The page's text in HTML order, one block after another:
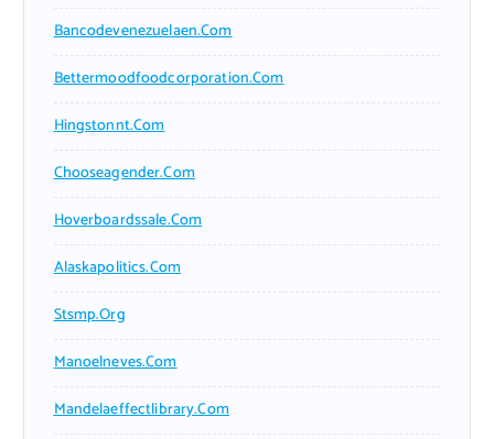
Bancodevenezuelaen.com
Bettermoodfoodcorporation.com
Hingstonnt.com
Chooseagender.com
Hoverboardssale.com
Alaskapolitics.com
Stsmp.org
Manoelneves.com
Mandelaeffectlibrary.com